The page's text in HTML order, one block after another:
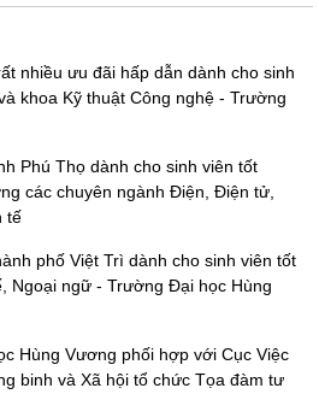
nhiều ưu đãi hấp dẫn dành cho sinh
khoa Kỹ thuật Công nghệ - Trường
Phú Thọ dành cho sinh viên tốt
các chuyên ngành Điện, Điện tử,
tế
phố Việt Trì dành cho sinh viên tốt
Ngoại ngữ - Trường Đại học Hùng
Hùng Vương phối hợp với Cục Việc
binh và Xã hội tổ chức Tọa đàm tư